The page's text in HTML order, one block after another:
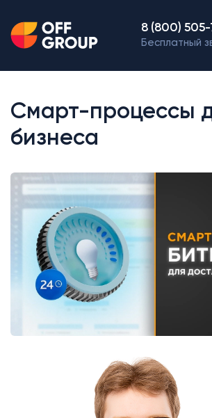
8 (800) 505-
Бесплатный
Смарт-процессы
бизнеса